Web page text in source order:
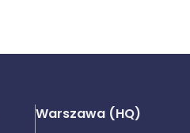
Warszawa (HQ)